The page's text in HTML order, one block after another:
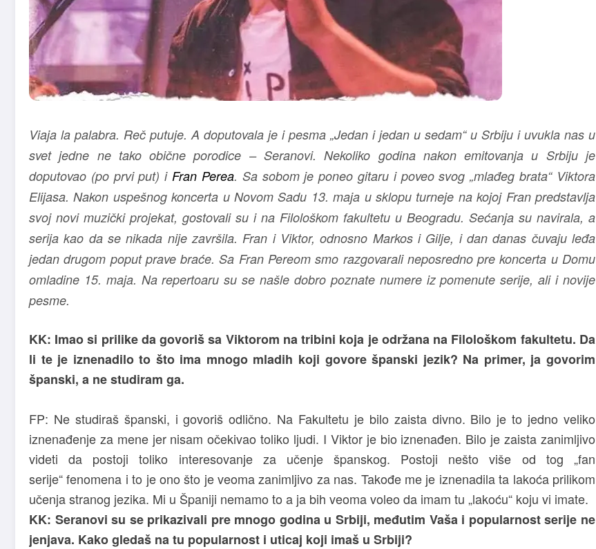
Viaja la palabra. Reč putuje. A doputovala je i pesma „Jedan i jedan u sedam“ u Srbiju i uvukla nas u
svet jedne ne tako obične porodice – Seranovi. Nekoliko godina nakon emitovanja u Srbiju je
doputovao (po prvi put) i Fran Perea. Sa sobom je poneo gitaru i poveo svog „mlađeg brata“ Viktora
Elijasa. Nakon uspešnog koncerta u Novom Sadu 13. maja u sklopu turneje na kojoj Fran predstavlja
svoj novi muzički projekat, gostovali su i na Filološkom fakultetu u Beogradu. Sećanja su navirala, a
serija kao da se nikada nije završila. Fran i Viktor, odnosno Markos i Gilje, i dan danas čuvaju leđa
jedan drugom poput prave braće. Sa Fran Pereom smo razgovarali neposredno pre koncerta u Domu
omladine 15. maja. Na repertoaru su se našle dobro poznate numere iz pomenute serije, ali i novije
pesme.
KK: Imao si prilike da govoriš sa Viktorom na tribini koja je održana na Filološkom fakultetu. Da
li te je iznenadilo to što ima mnogo mladih koji govore španski jezik? Na primer, ja govorim
španski, a ne studiram ga.
FP: Ne studiraš španski, i govoriš odlično. Na Fakultetu je bilo zaista divno. Bilo je to jedno veliko
iznenađenje za mene jer nisam očekivao toliko ljudi. I Viktor je bio iznenađen. Bilo je zaista zanimljivo
videti da postoji toliko interesovanje za učenje španskog. Postoji nešto više od tog „fan
serije“ fenomena i to je ono što je veoma zanimljivo za nas. Takođe me je iznenadila ta lakoća prilikom
učenja stranog jezika. Mi u Španiji nemamo to a ja bih veoma voleo da imam tu „lakoću“ koju vi imate.
KK: Seranovi su se prikazivali pre mnogo godina u Srbiji, međutim Vaša i popularnost serije ne
jenjava. Kako gledaš na tu popularnost i uticaj koji imaš u Srbiji?